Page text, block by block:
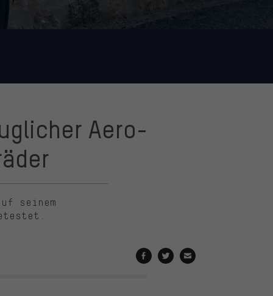
Aero-
seinem